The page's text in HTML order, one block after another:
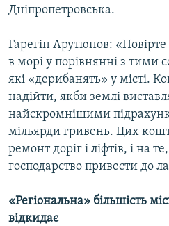
Дніпропетровська.
Гарегін Арутюнов:
в морі у порівнянні з тими
які «дерибанять» у місті.
надійти, якби землі
найскромнішими
мільярди гривень. Цих
ремонт доріг і ліфтів, і на
господарство привести до
«Регіональна» більшість
відкидає